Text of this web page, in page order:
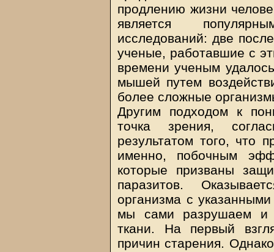
продлению жизни
является
исследований: две
ученые, работавшие с
времени ученым
мышей путем
более сложные
Другим подходом к
точка зрения,
результатом того, что
именно, побочным
которые призваны
паразитов.
организма с
мы сами разрушаем и
ткани. На первый
причин старения.